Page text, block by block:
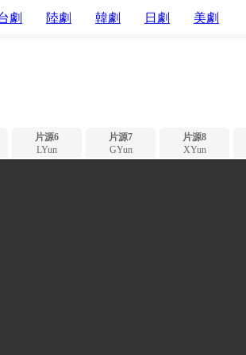
劇 陸劇 韓劇 日劇 美劇
片源6
LYun
片源7
GYun
片源8
XYun